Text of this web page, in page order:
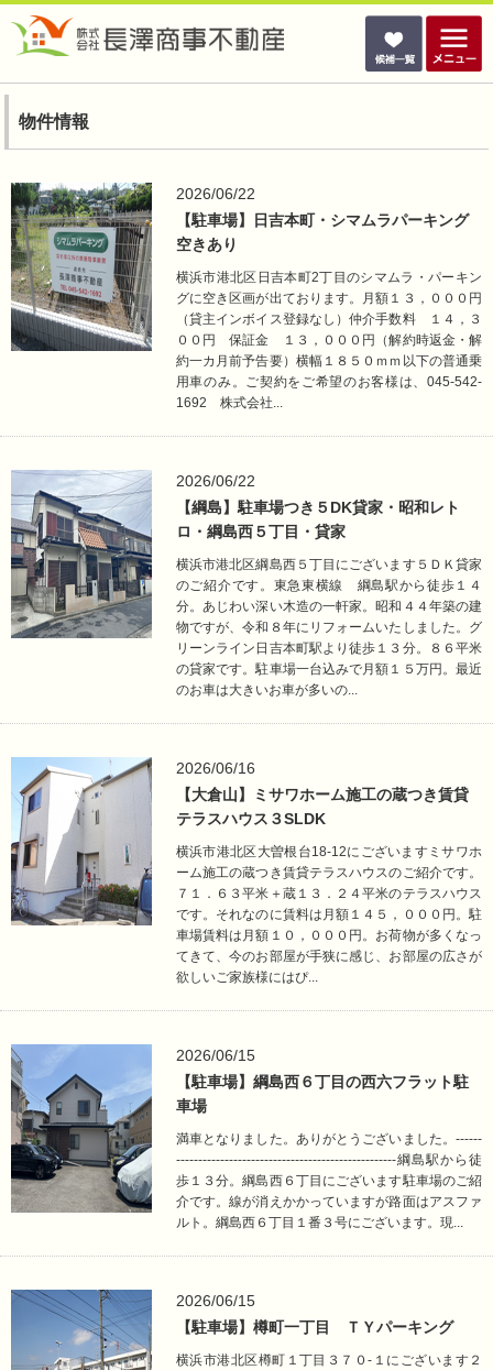
物件情報
2026/06/22
【駐車場】日吉本町・シマムラパーキング
空きあり
横浜市港北区日吉本町2丁目のシマムラ・パーキン
グに空き区画が出ております。月額１３，０００円
（貸主インボイス登録なし）仲介手数料 １４，３
００円 保証金 １３，０００円（解約時返金・解
約一カ月前予告要）横幅１８５０ｍｍ以下の普通乗
用車のみ。ご契約をご希望のお客様は、045-542-
1692 株式会社...
2026/06/22
【綱島】駐車場つき５DK貸家・昭和レト
ロ・綱島西５丁目・貸家
横浜市港北区綱島西５丁目にございます５ＤＫ貸家
のご紹介です。東急東横線 綱島駅から徒歩１４
分。あじわい深い木造の一軒家。昭和４４年築の建
物ですが、令和８年にリフォームいたしました。グ
リーンライン日吉本町駅より徒歩１３分。８６平米
の貸家です。駐車場一台込みで月額１５万円。最近
のお車は大きいお車が多いの...
2026/06/16
【大倉山】ミサワホーム施工の蔵つき賃貸
テラスハウス３SLDK
横浜市港北区大曽根台18-12にございますミサワホ
ーム施工の蔵つき賃貸テラスハウスのご紹介です。
７１．６３平米＋蔵１３．２４平米のテラスハウス
です。それなのに賃料は月額１４５，０００円。駐
車場賃料は月額１０，０００円。お荷物が多くなっ
てきて、今のお部屋が手狭に感じ、お部屋の広さが
欲しいご家族様にはぴ...
2026/06/15
【駐車場】綱島西６丁目の西六フラット駐
車場
満車となりました。ありがとうございました。------
--------------------------------------------------綱島駅から徒
歩１３分。綱島西６丁目にございます駐車場のご紹
介です。線が消えかかっていますが路面はアスファ
ルト。綱島西６丁目１番３号にございます。現...
2026/06/15
【駐車場】樽町一丁目 ＴＹパーキング
横浜市港北区樽町１丁目３７０-１にございます２